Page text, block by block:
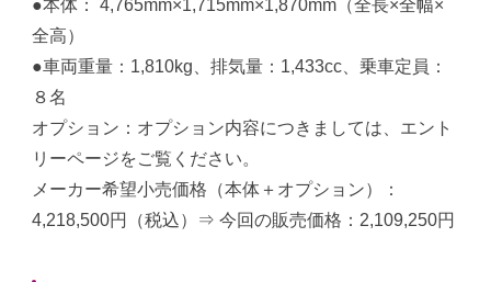
●本体： 4,765mm×1,715mm×1,870mm（全長×全幅×
全高）
●車両重量：1,810kg、排気量：1,433cc、乗車定員：
８名
オプション：オプション内容につきましては、エント
リーページをご覧ください。
メーカー希望小売価格（本体＋オプション）：
4,218,500円（税込）⇒ 今回の販売価格：2,109,250円